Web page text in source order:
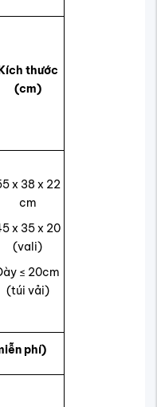
thước
(cm)
x 38 x 22
cm
x 35 x 20
(vali)
≤ 20cm
(túi vải)
phí)